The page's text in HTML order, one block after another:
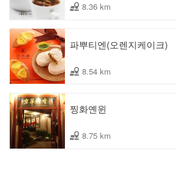
8.36 km
파뿌티엔(오렌지케이크)
8.54 km
찡화옌윈
8.75 km